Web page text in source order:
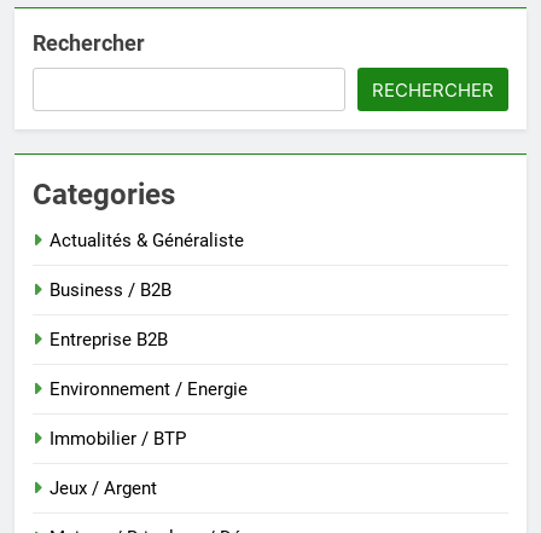
Rechercher
RECHERCHER
Categories
Actualités & Généraliste
Business / B2B
Entreprise B2B
Environnement / Energie
Immobilier / BTP
Jeux / Argent